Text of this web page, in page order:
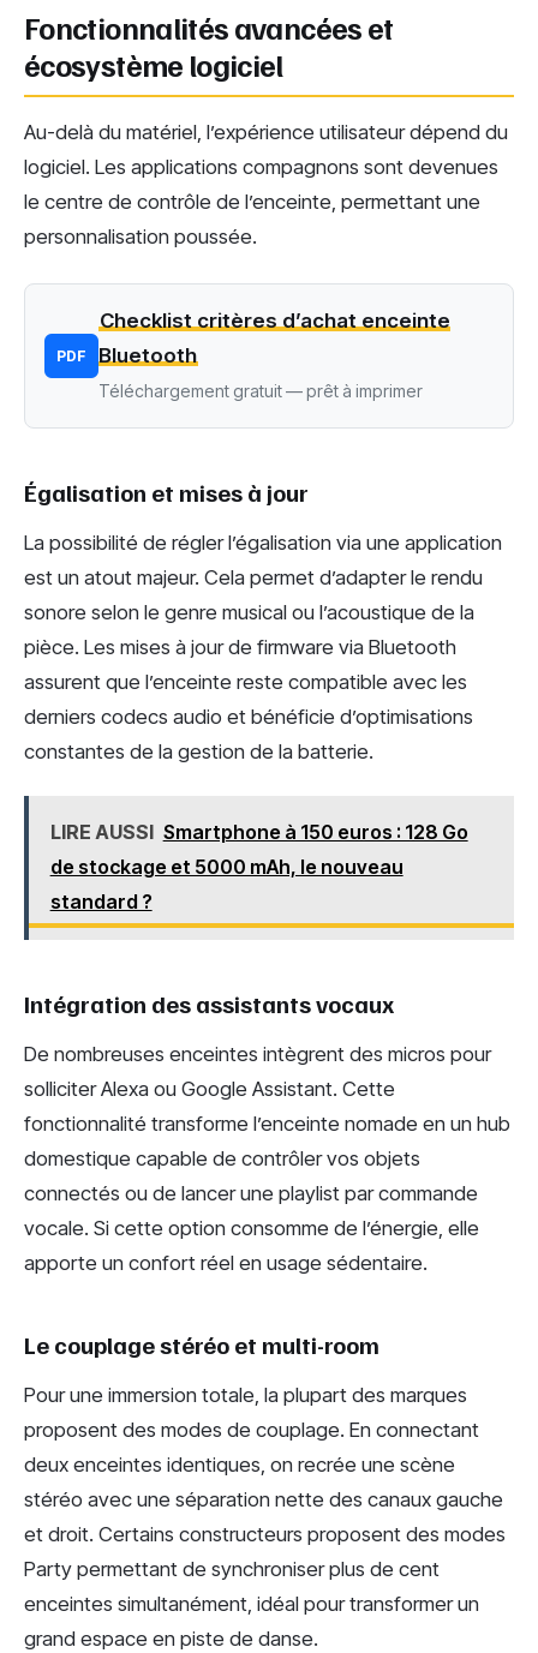
Fonctionnalités avancées et
écosystème logiciel
Au-delà du matériel, l’expérience utilisateur dépend du
logiciel. Les applications compagnons sont devenues
le centre de contrôle de l’enceinte, permettant une
personnalisation poussée.
PDF
Checklist critères d’achat enceinte
Bluetooth
Téléchargement gratuit — prêt à imprimer
Égalisation et mises à jour
La possibilité de régler l’égalisation via une application
est un atout majeur. Cela permet d’adapter le rendu
sonore selon le genre musical ou l’acoustique de la
pièce. Les mises à jour de firmware via Bluetooth
assurent que l’enceinte reste compatible avec les
derniers codecs audio et bénéficie d’optimisations
constantes de la gestion de la batterie.
LIRE AUSSI Smartphone à 150 euros : 128 Go
de stockage et 5000 mAh, le nouveau
standard ?
Intégration des assistants vocaux
De nombreuses enceintes intègrent des micros pour
solliciter Alexa ou Google Assistant. Cette
fonctionnalité transforme l’enceinte nomade en un hub
domestique capable de contrôler vos objets
connectés ou de lancer une playlist par commande
vocale. Si cette option consomme de l’énergie, elle
apporte un confort réel en usage sédentaire.
Le couplage stéréo et multi-room
Pour une immersion totale, la plupart des marques
proposent des modes de couplage. En connectant
deux enceintes identiques, on recrée une scène
stéréo avec une séparation nette des canaux gauche
et droit. Certains constructeurs proposent des modes
Party permettant de synchroniser plus de cent
enceintes simultanément, idéal pour transformer un
grand espace en piste de danse.